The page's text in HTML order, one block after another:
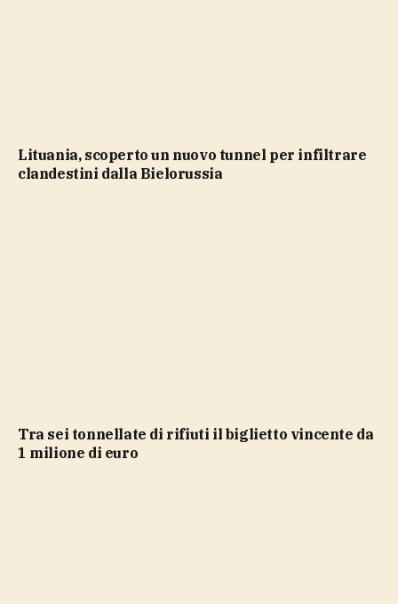
Lituania, scoperto un nuovo tunnel per infiltrare
clandestini dalla Bielorussia
Tra sei tonnellate di rifiuti il biglietto vincente da
1 milione di euro